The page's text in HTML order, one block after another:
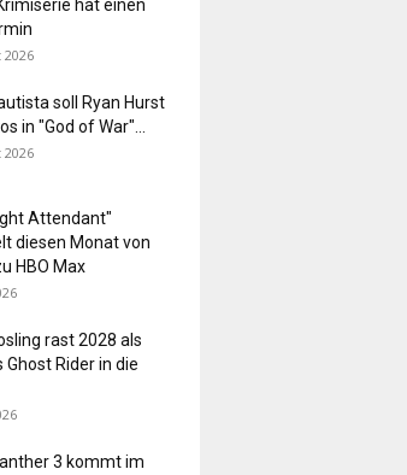
hat einen
2026
soll Ryan Hurst
in "God of War"...
2026
Attendant"
diesen Monat von
HBO Max
rast 2028 als
Ghost Rider in die
3 kommt im